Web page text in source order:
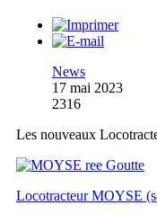
News
17 mai 2023
2316
Les nouveaux
Locotracteur MOYSE